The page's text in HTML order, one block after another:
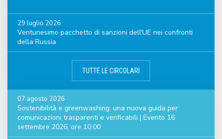
29 luglio 2026
Ventunesimo pacchetto di sanzioni dell'UE nei confronti
della Russia
TUTTE LE CIRCOLARI
07 agosto 2026
Sostenibilità e greenwashing: una nuova guida per
comunicazioni trasparenti e verificabili | Evento 16
settembre 2026, ore 10.00